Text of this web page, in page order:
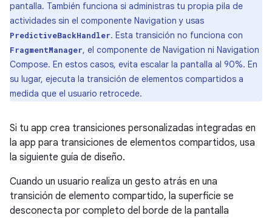
pantalla. También funciona si administras tu propia pila de
actividades sin el componente Navigation y usas
PredictiveBackHandler. Esta transición no funciona con
FragmentManager, el componente de Navigation ni Navigation
Compose. En estos casos, evita escalar la pantalla al 90%. En
su lugar, ejecuta la transición de elementos compartidos a
medida que el usuario retrocede.
Si tu app crea transiciones personalizadas integradas en
la app para transiciones de elementos compartidos, usa
la siguiente guía de diseño.
Cuando un usuario realiza un gesto atrás en una
transición de elemento compartido, la superficie se
desconecta por completo del borde de la pantalla